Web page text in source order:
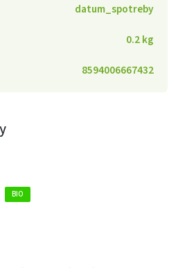
datum_spotreby
0.2 kg
8594006667432
BIO